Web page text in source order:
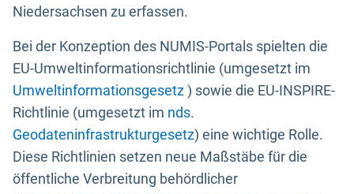
Niedersachsen zu erfassen.
Bei der Konzeption des NUMIS-Portals spielten die
EU-Umweltinformationsrichtlinie (umgesetzt im
Umweltinformationsgesetz) sowie die EU-INSPIRE-
Richtlinie (umgesetzt im nds.
Geodateninfrastrukturgesetz) eine wichtige Rolle.
Diese Richtlinien setzen neue Maßstäbe für die
öffentliche Verbreitung behördlicher